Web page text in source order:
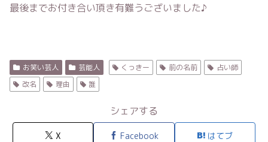
最後までお付き合い頂き有難うございました♪
お笑い芸人 芸能人 くっきー 前の名前
占い師
改名
理由 誰
シェアする
X Facebook はてブ